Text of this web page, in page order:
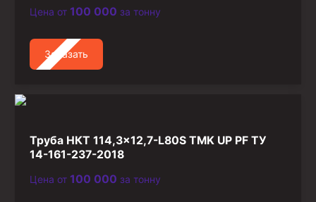
Цена от 100 000 за тонну
Заказать
Труба НКТ 114,3×12,7-L80S TMK UP PF ТУ
14-161-237-2018
Цена от 100 000 за тонну